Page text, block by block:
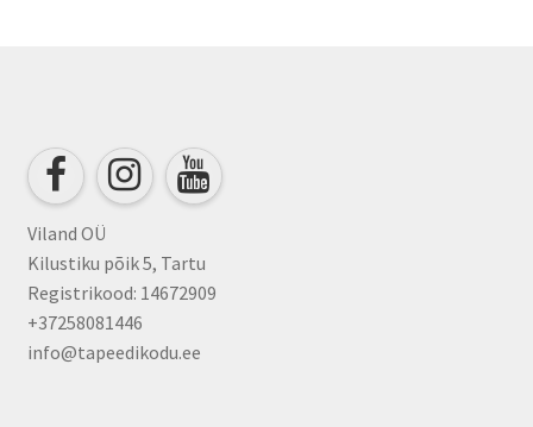
Viland OÜ
Kilustiku põik 5, Tartu
Registrikood: 14672909
+37258081446
info@tapeedikodu.ee